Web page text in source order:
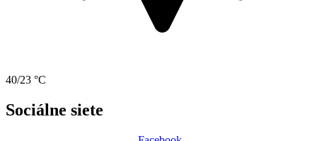
40/23 °C
Sociálne siete